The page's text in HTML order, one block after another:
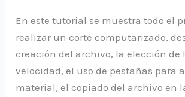
En este tutorial se muestra todo el
realizar un corte computarizado,
creación del archivo, la elección de
velocidad, el uso de pestañas para
material, el copiado del archivo en